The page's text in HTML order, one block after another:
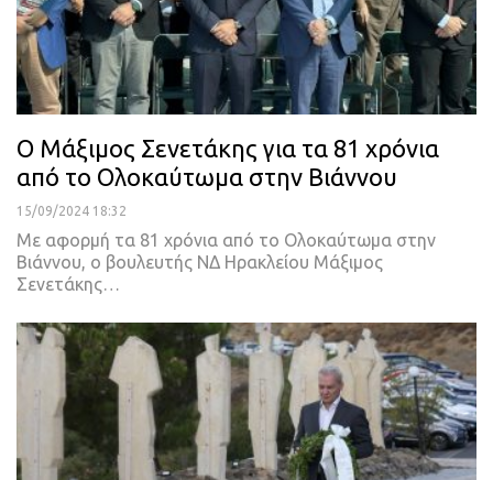
Ο Μάξιμος Σενετάκης για τα 81 χρόνια
από το Ολοκαύτωμα στην Βιάννου
15/09/2024 18:32
Με αφορμή τα 81 χρόνια από το Ολοκαύτωμα στην
Βιάννου, ο βουλευτής ΝΔ Ηρακλείου Μάξιμος
Σενετάκης…